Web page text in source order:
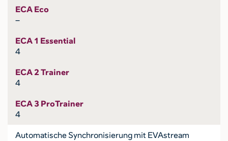
ECA Eco
–
ECA 1 Essential
4
ECA 2 Trainer
4
ECA 3 ProTrainer
4
Automatische Synchronisierung mit EVAstream